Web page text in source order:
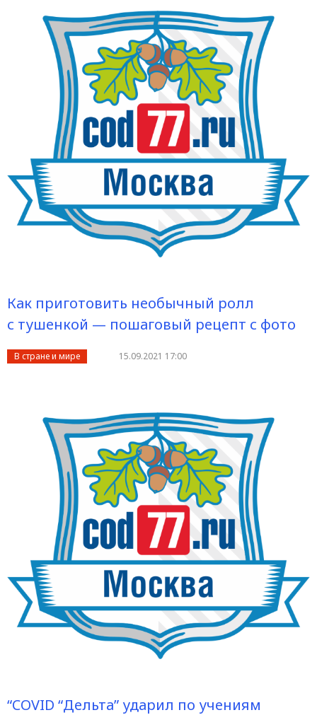
Как приготовить необычный ролл
с тушенкой — пошаговый рецепт с фото
В стране и мире 15.09.2021 17:00
“COVID “Дельта” ударил по учениям